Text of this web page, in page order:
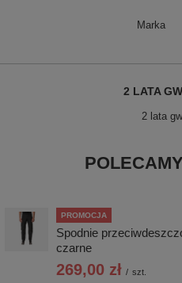
Marka
2 LATA
2 lata
PROMOCJA
Spodnie
czarne
269,00 zł / szt.